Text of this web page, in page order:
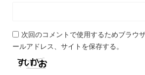
次回のコメントで使用するためブラウ
ールアドレス、サイトを保存する。